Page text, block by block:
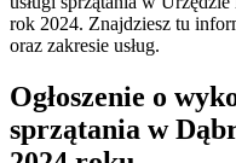
rok 2024. Znajdziesz tu
oraz zakresie usług.
Ogłoszenie o
sprzątania w